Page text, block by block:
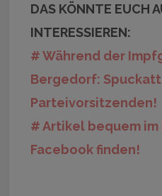
DAS KÖNNTE EUCH
INTERESSIEREN:
# Während der
Bergedorf:
Parteivorsitzenden!
# Artikel bequem im
Facebook finden!